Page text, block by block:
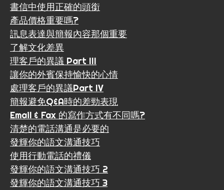
書信中使用正確的頭銜
產品價格重要嗎?
訊息表達與簡報內容那個重要
了解文化差異
理客戶的異議 Part III
讓你的外賓保持愉快的心情
處理客戶的異議Part IV
簡報避免Q&A時的差勁表現
Email & Fax 的寫作方式有不同嗎?
清楚的電話溝通是必要的
發輝你的語文溝通技巧
使用行動電話的禮儀
發輝你的語文溝通技巧 2
發輝你的語文溝通技巧 3